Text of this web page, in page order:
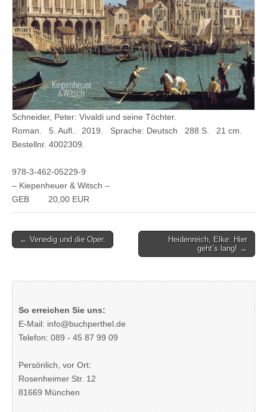
Schneider, Peter: Vivaldi und seine Töchter.
Roman. 5. Aufl.. 2019. Sprache: Deutsch 288 S. 21 cm.
Bestellnr. 4002309.
978-3-462-05229-9
– Kiepenheuer & Witsch –
GEB 20,00 EUR
Post
← Venedig und die Oper.
Heidenreich, Elke: Hier
geht’s lang! →
So erreichen Sie uns:
E-Mail: info@buchperthel.de
Telefon: 089 - 45 87 99 09
Persönlich, vor Ort:
Rosenheimer Str. 12
81669 München